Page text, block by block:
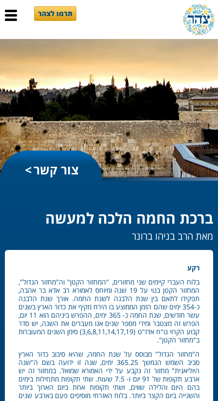
תרמו לצהר
צור קשר
ברכת החמה הלכה למעשה
מאת הרב בניהו ברונר
רקע
בלוח העברי קיימים שני מחזורים, "המחזור הקטן" וה"מחזור הגדול",
המחזור הקטן בנוי על 19 שנה ומיוחס לאמורא רב אדא בר אהבה,
תפקידו לתאם בין שנת הלבנה לשנת החמה. אורך שנת הלבנה
כ-354 ימים שהם הזמן הממוצע בו הירח מקיף את כדור הארץ בשנים
עשר חודשים, שנת החמה כ- 365 ימים, ההפרש ביניהם הוא 11 יום,
הפרש זה מצטבר ומידי מספר שנים אנו מעברים את השנה, יש סדר
קבוע הקרוי גו"ח אדז"ט (3,6,8,11,14,17,19) סימן השנים המעוברות
ב"מחזור הקטן".
ה"מחזור הגדול" מבוסס על שנת החמה, שהיא סיבוב כדור הארץ
סביב השמש הנמשך 365.25 ימים, שנה זו ידועה בשם ה"שנה
היוליאנית" מחזור זה נקבע על ידי האמורא שמואל. במחזור זה יש
ארבע תקופות של 91 יום ו- 7.5 שעות. שתי תקופות מתחילות בימים
בהם היום והלילה שווים, ושתי תקופות אחת ביום הארוך ביותר
והשנייה ביום הקצר ביותר. בלוח האזרחי מוסיפים פעם בארבע שנים